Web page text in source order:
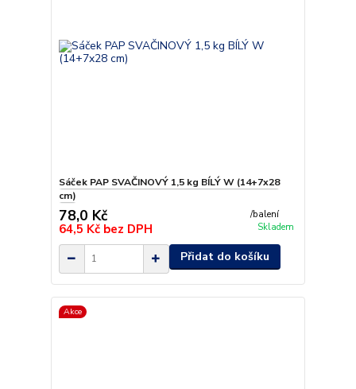
Sáček PAP SVAČINOVÝ 1,5 kg BÍLÝ W (14+7x28
cm)
78,0 Kč /balení
64,5 Kč bez DPH Skladem
Přidat do košíku
Akce